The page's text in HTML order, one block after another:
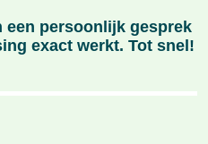
een persoonlijk gesprek
exact werkt. Tot snel!